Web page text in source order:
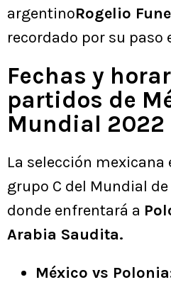
argentinoRogelio
recordado por su paso
Fechas y
partidos de
Mundial 2022
La selección mexicana
grupo C del Mundial de
donde enfrentará a
Arabia Saudita.
México vs